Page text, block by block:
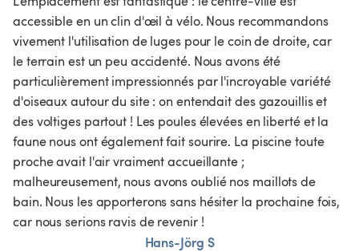
accessible en un clin d'œil à vélo. Nous recommandons
vivement l'utilisation de luges pour le coin de droite, car
le terrain est un peu accidenté. Nous avons été
particulièrement impressionnés par l'incroyable variété
d'oiseaux autour du site : on entendait des gazouillis et
des voltiges partout ! Les poules élevées en liberté et la
faune nous ont également fait sourire. La piscine toute
proche avait l'air vraiment accueillante ;
malheureusement, nous avons oublié nos maillots de
bain. Nous les apporterons sans hésiter la prochaine fois,
car nous serions ravis de revenir !
Hans-Jörg S